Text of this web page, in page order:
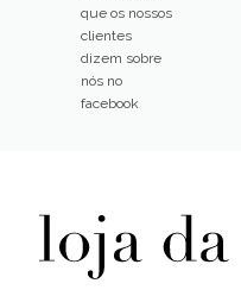
que os nossos
clientes
dizem sobre
nós no
facebook